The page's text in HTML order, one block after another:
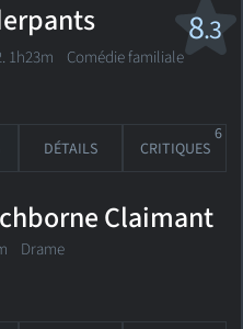
8.3
1h23m Comédie familiale
DÉTAILS CRITIQUES
6
Claimant
Drame